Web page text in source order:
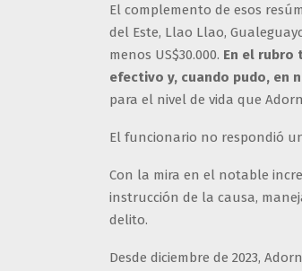
El complemento de esos
del Este, Llao Llao,
menos US$30.000. En el rubro
efectivo y, cuando pudo, en
para el nivel de vida que
El funcionario no respondió
Con la mira en el notable
instrucción de la causa,
delito.
Desde diciembre de 2023,